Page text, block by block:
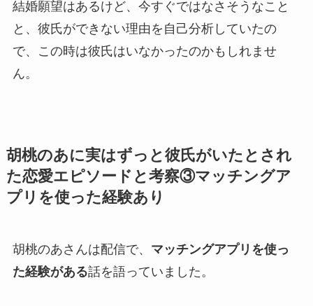
結婚願望はあるけど、 今すぐではなさそう なこと
と、 彼氏ができない理由を自己分析していたの
で、この時は彼氏はいなかったのかもしれませ
ん。
胡桃のあに実はずっと彼氏がいたとされ
た恋愛エピソードと考察③マッチングア
プリを使った経験あり
胡桃のあさんは配信で、 マッチングアプリを使っ
た経験がある話を語っていました。